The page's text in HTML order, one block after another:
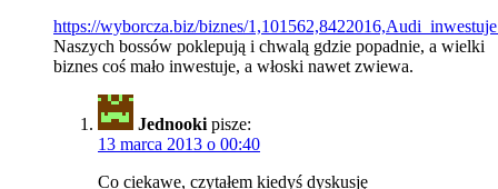
https://wyborcza.biz/biznes/
Naszych bossów poklepują i chwalą gdzie popadnie, a wielki
biznes coś mało inwestuje, a włoski nawet zwiewa.
Jednooki pisze:
13 marca 2013 o 00:40
Co ciekawe, czytałem kiedyś dyskusję